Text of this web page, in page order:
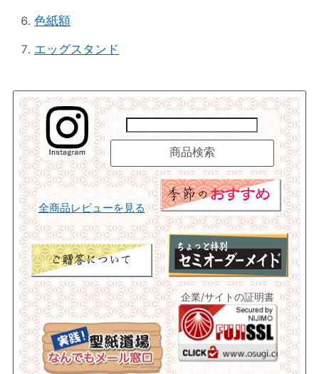
色紙額
エッグスタンド
全商品レビューを見る
企業/サイトの証明書